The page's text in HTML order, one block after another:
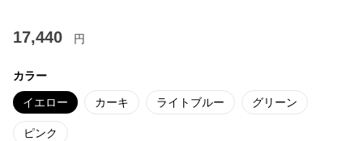
17,440 円
カラー
イエロー カーキ ライトブルー グリーン
ピンク